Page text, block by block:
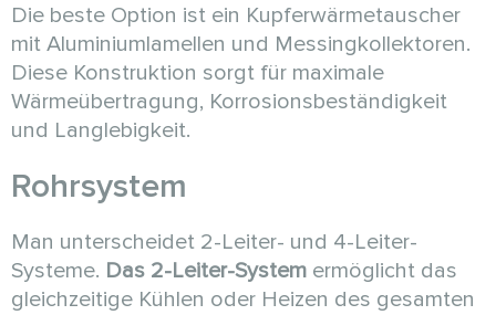
Die beste Option ist ein Kupferwärmetauscher
mit Aluminiumlamellen und Messingkollektoren.
Diese Konstruktion sorgt für maximale
Wärmeübertragung, Korrosionsbeständigkeit
und Langlebigkeit.
Rohrsystem
Man unterscheidet 2-Leiter- und 4-Leiter-
Systeme. Das 2-Leiter-System ermöglicht das
gleichzeitige Kühlen oder Heizen des gesamten